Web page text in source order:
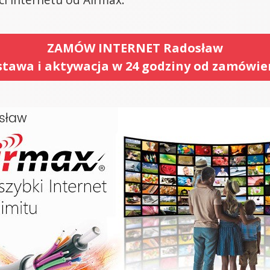
ZAMÓW INTERNET Radosław
i aktywacja w 24 godziny od